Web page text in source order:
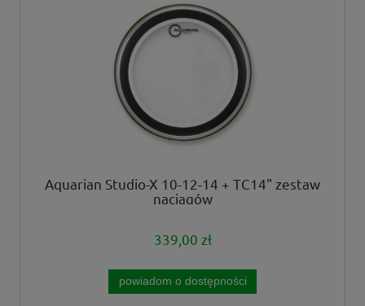
Aquarian Studio-X 10-12-14 + TC14" zestaw
naciągów
339,00 zł
powiadom o dostępności